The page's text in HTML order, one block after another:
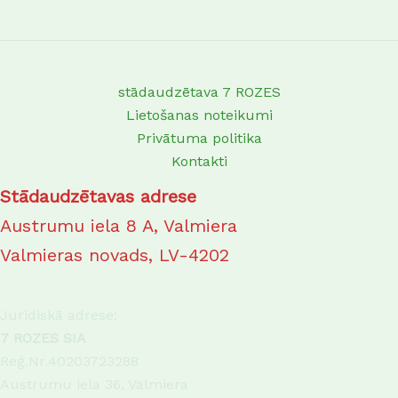
stādaudzētava 7 ROZES
Lietošanas noteikumi
Privātuma politika
Kontakti
Stādaudzētavas adrese
Austrumu iela 8 A, Valmiera
Valmieras novads, LV-4202